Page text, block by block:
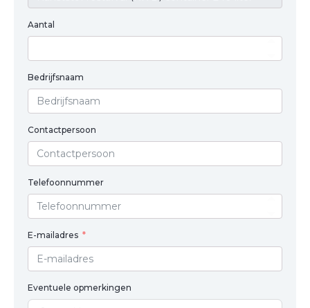
Aantal
Bedrijfsnaam
Contactpersoon
Telefoonnummer
E-mailadres
Eventuele opmerkingen